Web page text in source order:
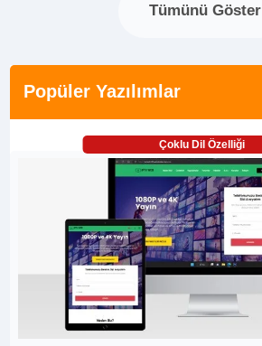
Tümünü Göster
Popüler Yazılımlar
Çoklu Dil Özelliği